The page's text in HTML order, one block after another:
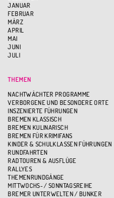
JANUAR
FEBRUAR
MÄRZ
APRIL
MAI
JUNI
JULI
THEMEN
NACHTWÄCHTER PROGRAMME
VERBORGENE UND BESONDERE ORTE
INSZENIERTE FÜHRUNGEN
BREMEN KLASSISCH
BREMEN KULINARISCH
BREMEN FÜR KRIMIFANS
KINDER & SCHULKLASSEN FÜHRUNGEN
RUNDFAHRTEN
RADTOUREN & AUSFLÜGE
RALLYES
THEMENRUNDGÄNGE
MITTWOCHS- / SONNTAGSREIHE
BREMER UNTERWELTEN / BUNKER